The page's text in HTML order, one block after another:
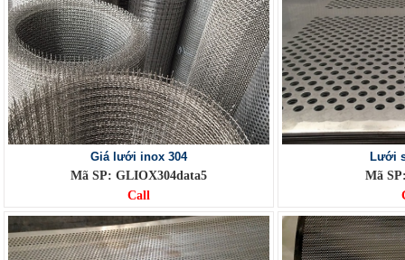
Giá lưới inox 304
Mã SP: GLIOX304data5
Call
Lưới
Mã